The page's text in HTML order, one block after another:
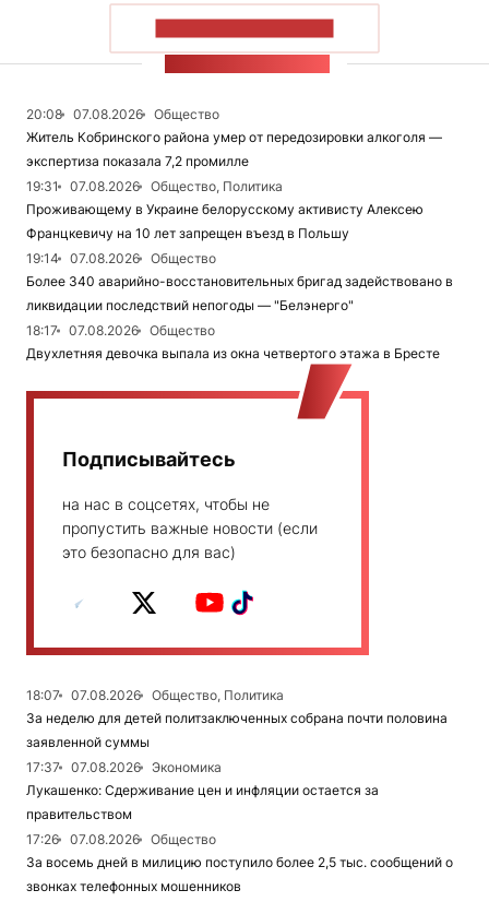
20:08 07.08.2026
Общество
Житель Кобринского района умер от передозировки алкоголя —
экспертиза показала 7,2 промилле
19:31
07.08.2026
Общество, Политика
Проживающему в Украине белорусскому активисту Алексею
Францкевичу на 10 лет запрещен въезд в Польшу
19:14
07.08.2026
Общество
Более 340 аварийно-восстановительных бригад задействовано в
ликвидации последствий непогоды — "Белэнерго"
18:17
07.08.2026
Общество
Двухлетняя девочка выпала из окна четвертого этажа в Бресте
Подписывайтесь
на нас в соцсетях, чтобы не
пропустить важные новости (если
это безопасно для вас)
18:07 07.08.2026
Общество, Политика
За неделю для детей политзаключенных собрана почти половина
заявленной суммы
17:37
07.08.2026
Экономика
Лукашенко: Сдерживание цен и инфляции остается за
правительством
17:26
07.08.2026
Общество
За восемь дней в милицию поступило более 2,5 тыс. сообщений о
звонках телефонных мошенников